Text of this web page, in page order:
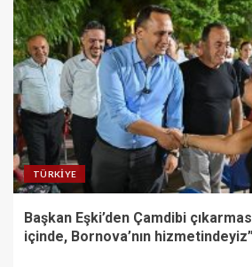
TÜRKIYE
Başkan Eşki’den Çamdibi
içinde, Bornova’nın